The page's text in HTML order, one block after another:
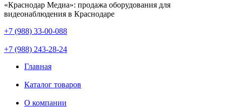
«Краснодар Медиа»: продажа оборудования для
видеонаблюдения в Краснодаре
+7 (988) 33-00-088
+7 (988) 243-28-24
Главная
Каталог товаров
О компании